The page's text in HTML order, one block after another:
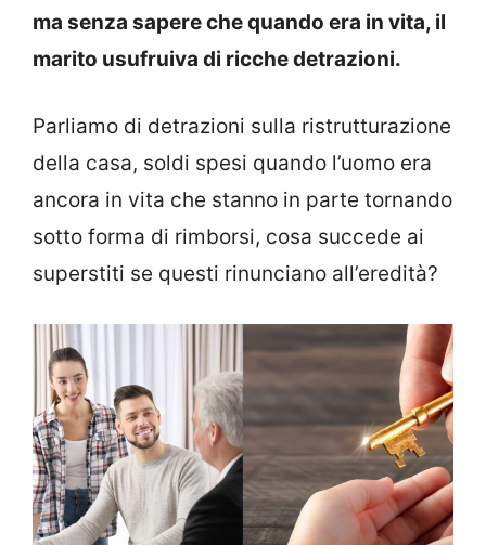
ma senza sapere che quando era in vita, il
marito usufruiva di ricche detrazioni.
Parliamo di detrazioni sulla ristrutturazione
della casa, soldi spesi quando l’uomo era
ancora in vita che stanno in parte tornando
sotto forma di rimborsi, cosa succede ai
superstiti se questi rinunciano all’eredità?